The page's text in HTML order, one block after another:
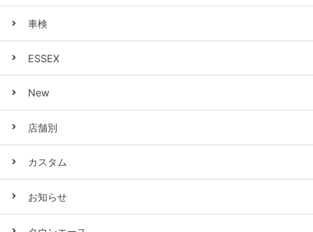
車検
ESSEX
New
店舗別
カスタム
お知らせ